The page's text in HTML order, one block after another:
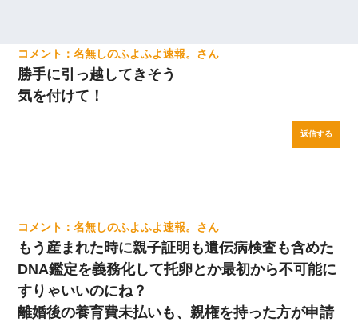
名無しのふよふよ速報。
勝手に引っ越してきそう
気を付けて！
返信する
名無しのふよふよ速報。
もう産まれた時に親子証明も遺伝病検査も含めた
DNA鑑定を義務化して托卵とか最初から不可能に
すりゃいいのにね？
離婚後の養育費未払いも、親権を持った方が申請